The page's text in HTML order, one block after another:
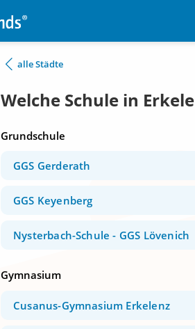
alle Städte
Welche Schule in
Grundschule
GGS Gerderath
GGS Keyenberg
Nysterbach-Schule - GGS Lövenich
Gymnasium
Cusanus-Gymnasium Erkelenz